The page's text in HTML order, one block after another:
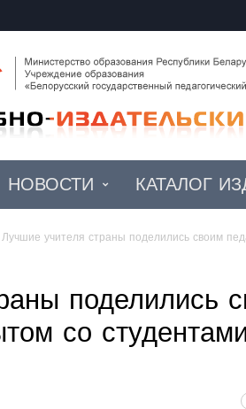
НОВОСТИ КАТАЛОГ
Лучшие учителя страны поделились своим
поделились
со